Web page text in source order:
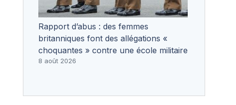
Rapport d’abus : des femmes
britanniques font des allégations «
choquantes » contre une école militaire
8 août 2026